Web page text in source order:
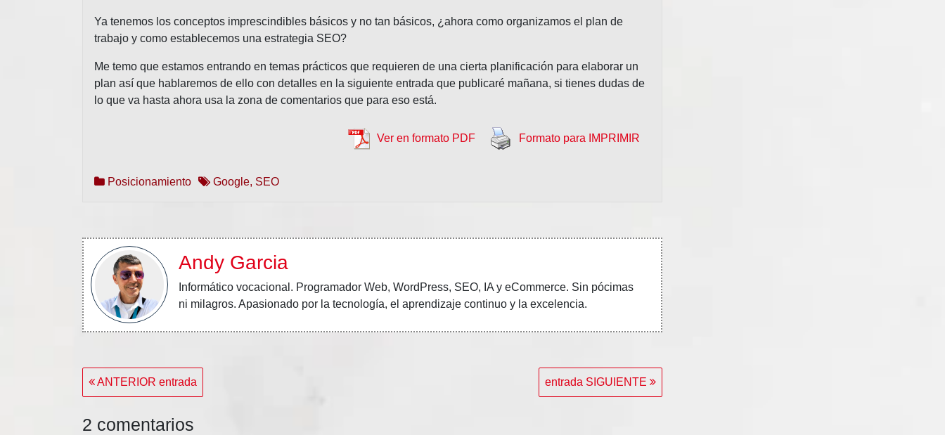
Ya tenemos los conceptos imprescindibles básicos y no tan básicos, ¿ahora como organizamos el plan de
trabajo y como establecemos una estrategia SEO?
Me temo que estamos entrando en temas prácticos que requieren de una cierta planificación para elaborar un
plan así que hablaremos de ello con detalles en la siguiente entrada que publicaré mañana, si tienes dudas de
lo que va hasta ahora usa la zona de comentarios que para eso está.
Ver en formato PDF Formato para IMPRIMIR
Posicionamiento Google, SEO
Andy Garcia
Informático vocacional. Programador Web, WordPress, SEO, IA y eCommerce. Sin pócimas
ni milagros. Apasionado por la tecnología, el aprendizaje continuo y la excelencia.
Navegación
de
entradas
ANTERIOR entrada entrada SIGUIENTE
2 comentarios